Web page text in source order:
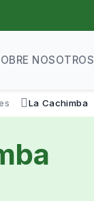
NOSOTROS
La Cachimba